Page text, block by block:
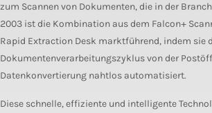
zum Scannen von Dokumenten, die in der
2003 ist die Kombination aus dem Falcon+
Rapid Extraction Desk marktführend, indem sie
Dokumentenverarbeitungszyklus von der
Datenkonvertierung nahtlos automatisiert.
Diese schnelle, effiziente und intelligente